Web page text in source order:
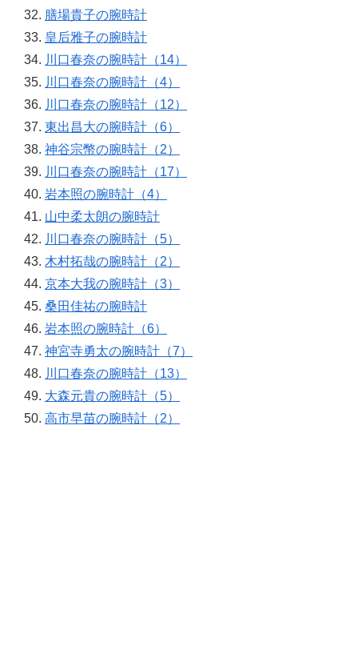
膳場貴子の腕時計
皇后雅子の腕時計
川口春奈の腕時計（14）
川口春奈の腕時計（4）
川口春奈の腕時計（12）
東出昌大の腕時計（6）
神谷宗幣の腕時計（2）
川口春奈の腕時計（17）
岩本照の腕時計（4）
山中柔太朗の腕時計
川口春奈の腕時計（5）
木村拓哉の腕時計（2）
京本大我の腕時計（3）
桑田佳祐の腕時計
岩本照の腕時計（6）
神宮寺勇太の腕時計（7）
川口春奈の腕時計（13）
大森元貴の腕時計（5）
高市早苗の腕時計（2）